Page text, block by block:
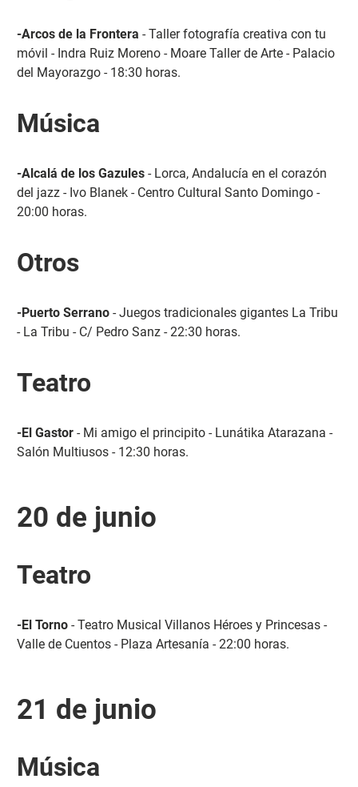
-Arcos de la Frontera - Taller fotografía creativa con tu
móvil - Indra Ruiz Moreno - Moare Taller de Arte - Palacio
del Mayorazgo - 18:30 horas.
Música
-Alcalá de los Gazules- Lorca, Andalucía en el corazón
del jazz - Ivo Blanek - Centro Cultural Santo Domingo -
20:00 horas.
Otros
-Puerto Serrano- Juegos tradicionales gigantes La Tribu
- La Tribu - C/ Pedro Sanz - 22:30 horas.
Teatro
-El Gastor- Mi amigo el principito - Lunátika Atarazana -
Salón Multiusos - 12:30 horas.
20 de junio
Teatro
-El Torno- Teatro Musical Villanos Héroes y Princesas -
Valle de Cuentos - Plaza Artesanía - 22:00 horas.
21 de junio
Música